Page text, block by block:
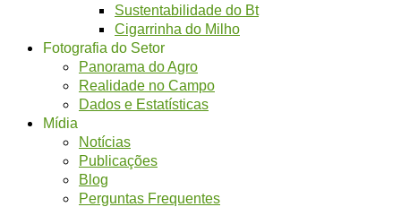
Sustentabilidade do Bt
Cigarrinha do Milho
Fotografia do Setor
Panorama do Agro
Realidade no Campo
Dados e Estatísticas
Mídia
Notícias
Publicações
Blog
Perguntas Frequentes